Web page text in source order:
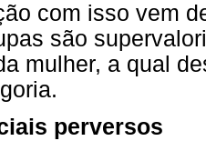
com isso vem
são
mulher, a qual
perversos